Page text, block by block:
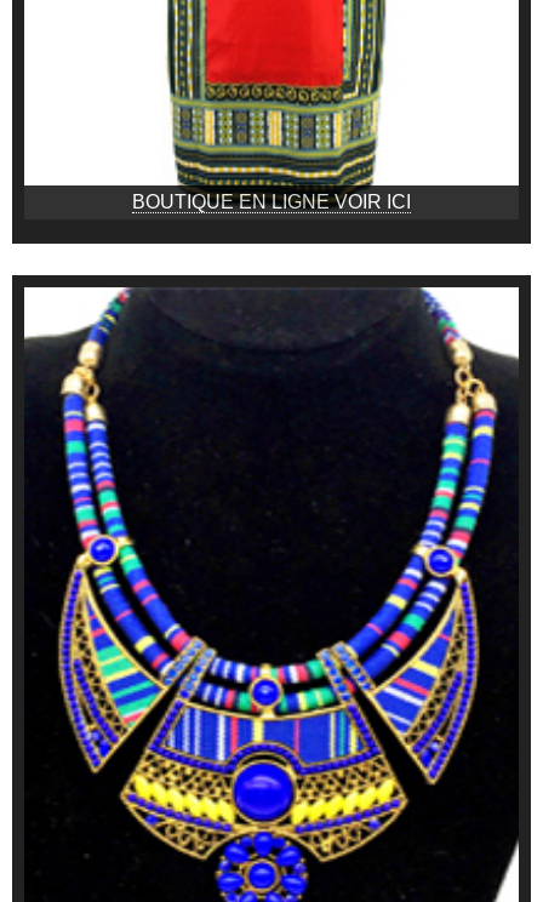
BOUTIQUE EN LIGNE VOIR ICI